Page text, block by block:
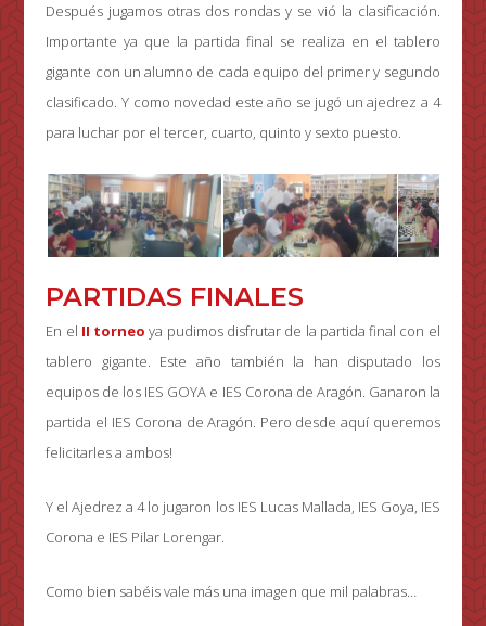
Después jugamos otras dos rondas y se vió la clasificación.
Importante ya que la partida final se realiza en el tablero
gigante con un alumno de cada equipo del primer y segundo
clasificado. Y como novedad este año se jugó un ajedrez a 4
para luchar por el tercer, cuarto, quinto y sexto puesto.
PARTIDAS FINALES
En el II torneo ya pudimos disfrutar de la partida final con el
tablero gigante. Este año también la han disputado los
equipos de los IES GOYA e IES Corona de Aragón. Ganaron la
partida el IES Corona de Aragón. Pero desde aquí queremos
felicitarles a ambos!
Y el Ajedrez a 4 lo jugaron los IES Lucas Mallada, IES Goya, IES
Corona e IES Pilar Lorengar.
Como bien sabéis vale más una imagen que mil palabras…